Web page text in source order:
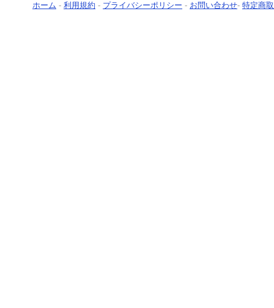
ホーム - 利用規約 - プライバシーポリシー - お問い合わせ- 特定商